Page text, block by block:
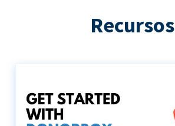
Recursos